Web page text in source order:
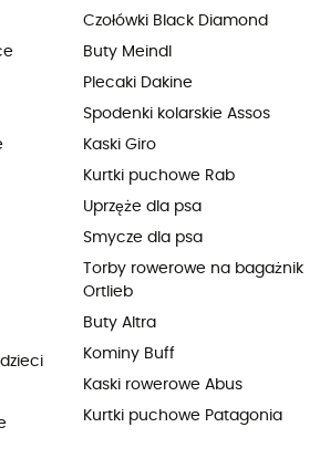
Czołówki Black Diamond
Buty Meindl
Plecaki Dakine
Spodenki kolarskie Assos
Kaski Giro
Kurtki puchowe Rab
Uprzęże dla psa
Smycze dla psa
Torby rowerowe na bagażnik
Ortlieb
Buty Altra
Kominy Buff
Kaski rowerowe Abus
Kurtki puchowe Patagonia